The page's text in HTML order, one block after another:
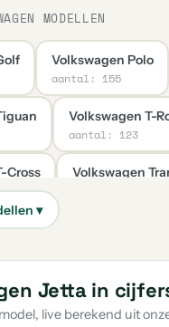
MODELLEN
Volkswagen Polo
aantal: 155
Volkswagen T-
aantal: 123
Cross Volkswagen
Volkswagen Caddy
aantal: 22
Jetta in
live berekend uit